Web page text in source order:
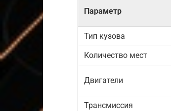
Параметр
Тип кузова
Количество мест
Двигатели
Трансмиссия